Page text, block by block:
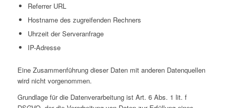
Referrer URL
Hostname des zugreifenden Rechners
Uhrzeit der Serveranfrage
IP-Adresse
Eine Zusammenführung dieser Daten mit anderen Datenquellen
wird nicht vorgenommen.
Grundlage für die Datenverarbeitung ist Art. 6 Abs. 1 lit. f